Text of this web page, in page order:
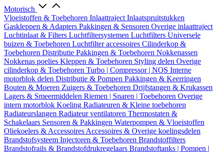
Motorisch
Vloeistoffen & Toebehoren Inlaattraject Inlaatspruitstukken
Gaskleppen & Adapters Pakkingen & Sensoren Overige inlaattraject
Luchtinlaat & Filters Luchtfiltersystemen Luchtfilters Universele
buizen & Toebehoren Luchtfilter accessoires Cilinderkop &
Toebehoren Distributie Pakkingen & Toebehoren Nokkenassen
Nokkenas poelies Kleppen & Toebehoren Styling delen Overige
cilinderkop & Toebehoren Turbo | Compressor | NOS Interne
motorblok delen Distributie & Pompen Pakkingen & Keerringen
Bouten & Moeren Zuigers & Toebehoren Drijfstangen & Krukassen
Lagers & Smeermiddelen Riemen | Snaren | Toebehoren Overige
intern motorblok Koeling Radiateuren & Kleine toebehoren
Radiateurslangen Radiateur ventilatoren Thermostaten &
Schakelaars Sensoren & Pakkingen Waterpompen & Vloeistoffen
Oliekoelers & Accessoires Accessoires & Overige koelingsdelen
Brandstofsysteem Injectoren & Toebehoren Brandstoffilters
Brandstofrails & Brandstofdrukregelaars Brandstoftanks | Pompen |